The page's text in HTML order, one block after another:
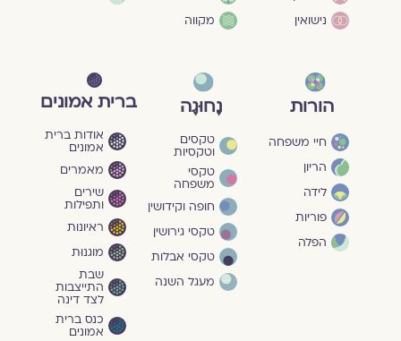
נישואין
מקווה
הורות
חיי משפחה
הריון
לידה
פוריות
הפלה
נָחוּגָה
טקסים
וטקסיות
טקסי
משפחה
חופה וקידושין
טקסי גירושין
טקסי אבלות
מעגל השנה
ברית אמונים
אודות ברית
אמונים
מאמרים
שירים
ותפילות
ראיונות
מוגנוּת
שבת
התייצבות
לצד דינה
כנס ברית
אמונים